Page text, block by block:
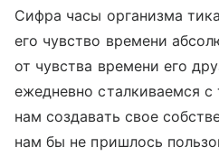
Сифра часы организма
его чувство времени
от чувства времени его
ежедневно сталкиваемся с
нам создавать свое
нам бы не пришлось